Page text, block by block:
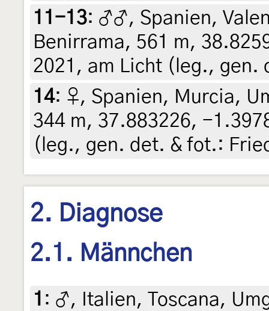
11-13: ♂♂, Spanien,
Benirrama, 561 m,
2021, am Licht (leg., gen.
14: ♀, Spanien, Murcia,
344 m, 37.883226, -
(leg., gen. det. & fot.:
2. Diagnose
2.1. Männchen
1 : ♂, Italien, Toscana,